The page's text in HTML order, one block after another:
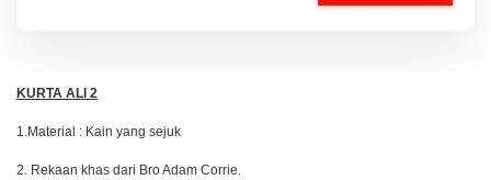
KURTA ALI 2
1.Material : Kain yang sejuk
2. Rekaan khas dari Bro Adam Corrie.